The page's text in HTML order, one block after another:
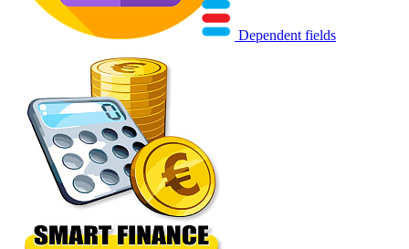
Dependent fields